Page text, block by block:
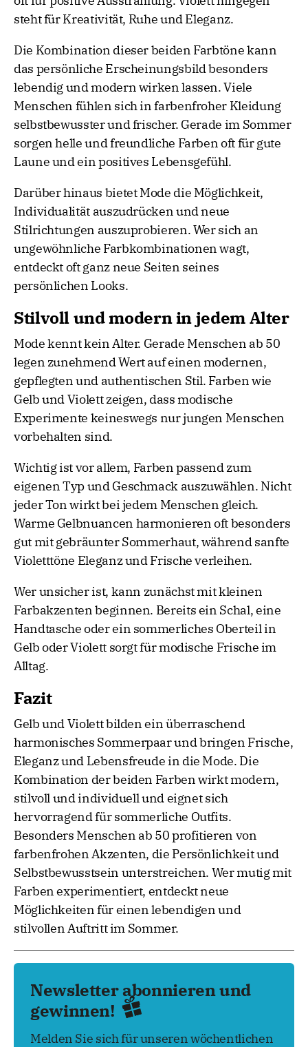
steht für Kreativität, Ruhe und Eleganz.
Die Kombination dieser beiden Farbtöne kann
das persönliche Erscheinungsbild besonders
lebendig und modern wirken lassen. Viele
Menschen fühlen sich in farbenfroher Kleidung
selbstbewusster und frischer. Gerade im Sommer
sorgen helle und freundliche Farben oft für gute
Laune und ein positives Lebensgefühl.
Darüber hinaus bietet Mode die Möglichkeit,
Individualität auszudrücken und neue
Stilrichtungen auszuprobieren. Wer sich an
ungewöhnliche Farbkombinationen wagt,
entdeckt oft ganz neue Seiten seines
persönlichen Looks.
Stilvoll und modern in jedem Alter
Mode kennt kein Alter. Gerade Menschen ab 50
legen zunehmend Wert auf einen modernen,
gepflegten und authentischen Stil. Farben wie
Gelb und Violett zeigen, dass modische
Experimente keineswegs nur jungen Menschen
vorbehalten sind.
Wichtig ist vor allem, Farben passend zum
eigenen Typ und Geschmack auszuwählen. Nicht
jeder Ton wirkt bei jedem Menschen gleich.
Warme Gelbnuancen harmonieren oft besonders
gut mit gebräunter Sommerhaut, während sanfte
Violetttöne Eleganz und Frische verleihen.
Wer unsicher ist, kann zunächst mit kleinen
Farbakzenten beginnen. Bereits ein Schal, eine
Handtasche oder ein sommerliches Oberteil in
Gelb oder Violett sorgt für modische Frische im
Alltag.
Fazit
Gelb und Violett bilden ein überraschend
harmonisches Sommerpaar und bringen Frische,
Eleganz und Lebensfreude in die Mode. Die
Kombination der beiden Farben wirkt modern,
stilvoll und individuell und eignet sich
hervorragend für sommerliche Outfits.
Besonders Menschen ab 50 profitieren von
farbenfrohen Akzenten, die Persönlichkeit und
Selbstbewusstsein unterstreichen. Wer mutig mit
Farben experimentiert, entdeckt neue
Möglichkeiten für einen lebendigen und
stilvollen Auftritt im Sommer.
Newsletter abonnieren und
gewinnen!
Melden Sie sich für unseren wöchentlichen